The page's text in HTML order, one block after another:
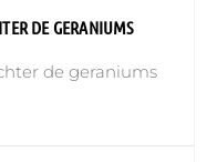
DE GERANIUMS
de geraniums